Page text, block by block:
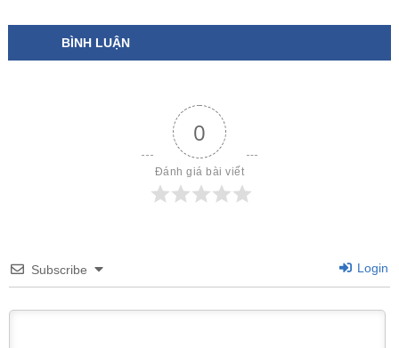
BÌNH LUẬN
0
Đánh giá bài viết
Subscribe Login